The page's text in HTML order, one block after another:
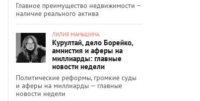
Главное преимущество недвижимости –
наличие реального актива
ЛИЛИЯ МАНЬШИНА
Курултай, дело Борейко,
амнистия и аферы на
миллиарды: главные
новости недели
Политические реформы, громкие суды
и аферы на миллиарды — главные
новости недели